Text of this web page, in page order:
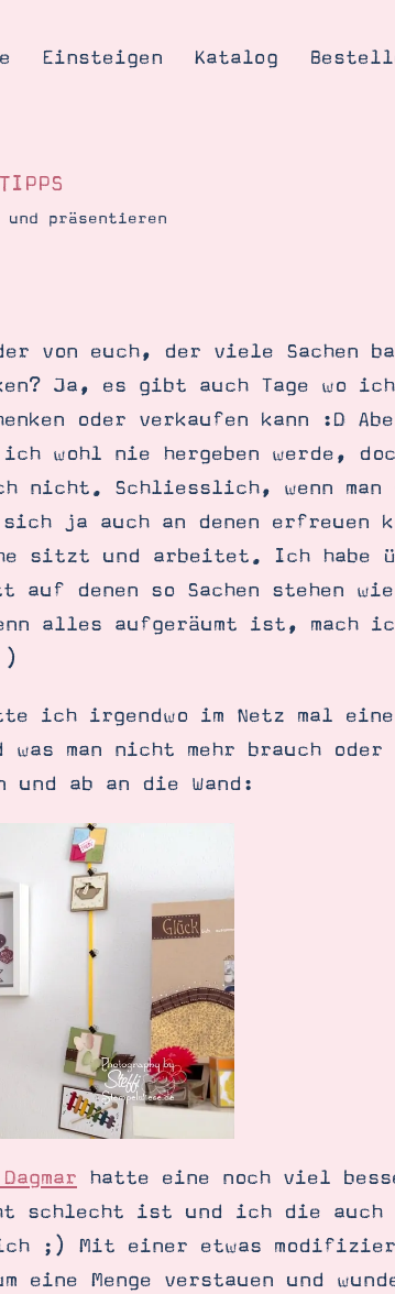
Einsteigen Katalog
erklärt
Up!
SUCHE
und präsentieren
von euch, der viele Sachen
Ja, es gibt auch Tage wo
oder verkaufen kann :D
wohl nie hergeben werde,
nicht. Schliesslich, wenn
ja auch an denen erfreuen
sitzt und arbeitet. Ich habe
auf denen so Sachen stehen wie
alles aufgeräumt ist, mach
)
ich irgendwo im Netz mal
was man nicht mehr brauch
und ab an die Wand:
hatte eine noch viel
schlecht ist und ich die auch
;) Mit einer etwas
eine Menge verstauen und